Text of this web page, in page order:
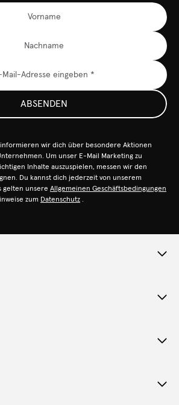
ABSENDEN
wir dich über besondere Aktionen
Um unser E-Mail Marketing zu
Inhalte auszuspielen, messen wir den
Du kannst dich jederzeit von unserem
gelten unsere Allgemeinen Geschäftsbedingungen
zum Datenschutz .